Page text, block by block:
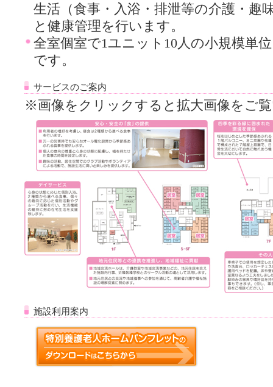
生活（食事・入浴・排泄等の介護・趣
と健康管理を行います。
全室個室で1ユニット10人の小規模単
です。
サービスのご案内
※画像をクリックすると拡大画像をご
施設利用案内